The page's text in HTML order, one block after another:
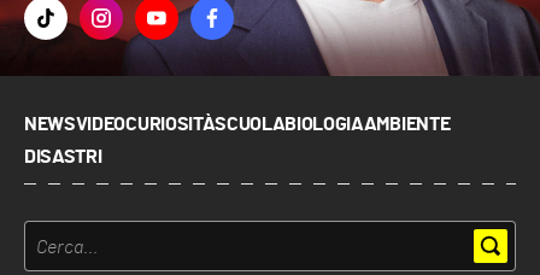
NEWSVIDEOCURIOSITÀSCUOLABIOLOGIAAMBIENTE
DISASTRI